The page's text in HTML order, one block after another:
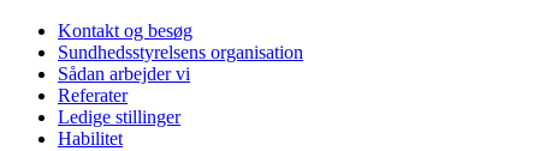
Kontakt og besøg
Sundhedsstyrelsens organisation
Sådan arbejder vi
Referater
Ledige stillinger
Habilitet